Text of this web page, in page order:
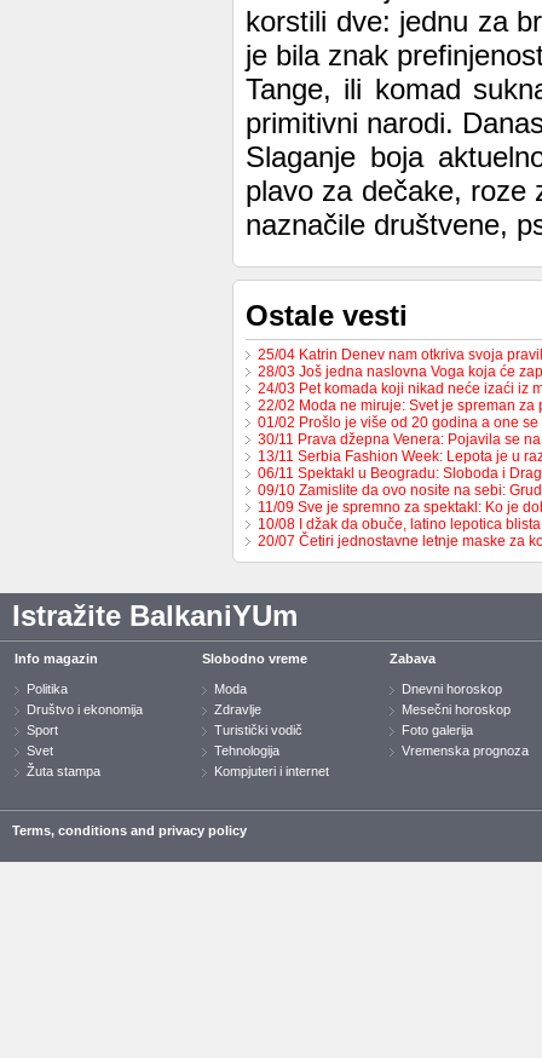
korstili dve: jednu za
je bila znak
Tange, ili komad
primitivni narodi.
Slaganje boja
plavo za dečake, roze
naznačile društvene,
Ostale vesti
25/04 Katrin Denev nam otkriva svoja
28/03 Još jedna naslovna Voga koja će
24/03 Pet komada koji nikad neće izaći iz
22/02 Moda ne miruje: Svet je spreman za
01/02 Prošlo je više od 20 godina a one
30/11 Prava džepna Venera: Pojavila se
13/11 Serbia Fashion Week: Lepota je u
06/11 Spektakl u Beogradu: Sloboda i
09/10 Zamislite da ovo nosite na sebi:
11/09 Sve je spremno za spektakl: Ko je
10/08 I džak da obuče, latino lepotica blista
20/07 Četiri jednostavne letnje maske za
Istražite BalkaniYUm
Info magazin
Politika
Društvo i ekonomija
Sport
Svet
Žuta stampa
Slobodno vreme
Moda
Zdravlje
Turistički vodič
Tehnologija
Kompjuteri i internet
Zabava
Dnevni horoskop
Mesečni horoskop
Foto galerija
Vremenska prognoza
Terms, conditions and privacy policy